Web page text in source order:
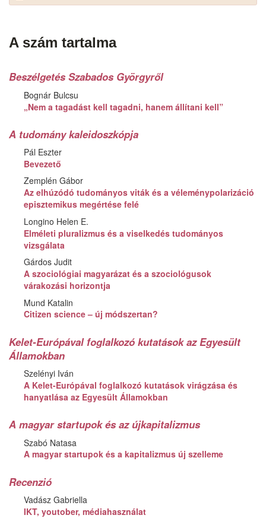
A szám tartalma
Beszélgetés Szabados Györgyről
Bognár Bulcsu
„Nem a tagadást kell tagadni, hanem állítani kell”
A tudomány kaleidoszkópja
Pál Eszter
Bevezető
Zemplén Gábor
Az elhúzódó tudományos viták és a véleménypolarizáció
episztemikus megértése felé
Longino Helen E.
Elméleti pluralizmus és a viselkedés tudományos
vizsgálata
Gárdos Judit
A szociológiai magyarázat és a szociológusok
várakozási horizontja
Mund Katalin
Citizen science – új módszertan?
Kelet-Európával foglalkozó kutatások az Egyesült
Államokban
Szelényi Iván
A Kelet-Európával foglalkozó kutatások virágzása és
hanyatlása az Egyesült Államokban
A magyar startupok és az újkapitalizmus
Szabó Natasa
A magyar startupok és a kapitalizmus új szelleme
Recenzió
Vadász Gabriella
IKT, youtober, médiahasználat